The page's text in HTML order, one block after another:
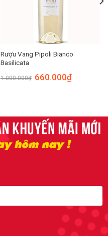
Rượu Vang Pipoli Bianco
Basilicata
1.000.000₫ 660.000₫